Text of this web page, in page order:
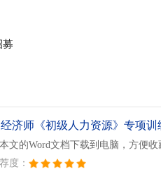
募
经济师《初级人力资源》专项训
文的Word文档下载到电脑，方便收
度：